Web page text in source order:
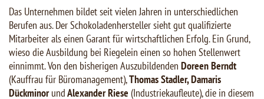
Das Unternehmen bildet seit vielen Jahren in unterschiedlichen
Berufen aus. Der Schokoladenhersteller sieht gut qualifizierte
Mitarbeiter als einen Garant für wirtschaftlichen Erfolg. Ein Grund,
wieso die Ausbildung bei Riegelein einen so hohen Stellenwert
einnimmt. Von den bisherigen Auszubildenden Doreen Berndt
(Kauffrau für Büromanagement),Thomas Stadler, Damaris
DückminorundAlexander Riese (Industriekaufleute), die in diesem